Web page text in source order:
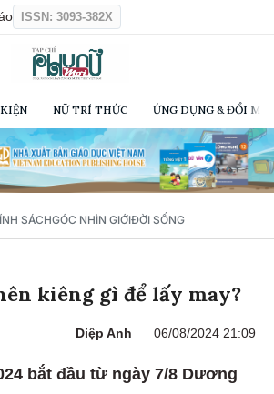
ISSN: 3093-382X
NỮ TRÍ THỨC ỨNG DỤNG & ĐỔI
SÁCHGÓC NHÌN GIỚIĐỜI SỐNG
kiêng gì để lấy may?
Diệp Anh 06/08/2024 21:09
bắt đầu từ ngày 7/8 Dương